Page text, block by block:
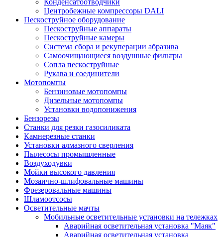
Центробежные компрессоры DALI
Пескоструйное оборудование
Пескоструйные аппараты
Пескоструйные камеры
Система сбора и рекуперации абразива
Самоочищающиеся воздушные фильтры
Сопла пескоструйные
Рукава и соединители
Мотопомпы
Бензиновые мотопомпы
Дизельные мотопомпы
Установки водопонижения
Бензорезы
Станки для резки газосиликата
Камнерезные станки
Установки алмазного сверления
Пылесосы промышленные
Воздуходувки
Мойки высокого давления
Мозаично-шлифовальные машины
Фрезеровальные машины
Шламоотсосы
Осветительные мачты
Мобильные осветительные установки на тележках
Аварийная осветительная установка "Маяк"
Аварийная осветительная установка